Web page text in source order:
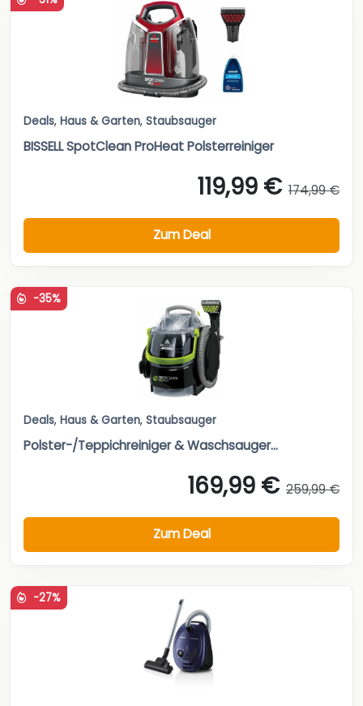
Deals, Haus & Garten, Staubsauger
BISSELL SpotClean ProHeat Polsterreiniger
119,99 € 174,99 €
Zum Deal
-35%
Deals, Haus & Garten, Staubsauger
Polster-/Teppichreiniger & Waschsauger...
169,99 € 259,99 €
Zum Deal
-27%